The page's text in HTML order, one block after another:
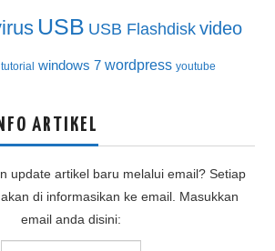
USB USB Flashdisk video
windows 7 wordpress youtube
ARTIKEL
update artikel baru melalui email? Setiap
di informasikan ke email. Masukkan
email anda disini: